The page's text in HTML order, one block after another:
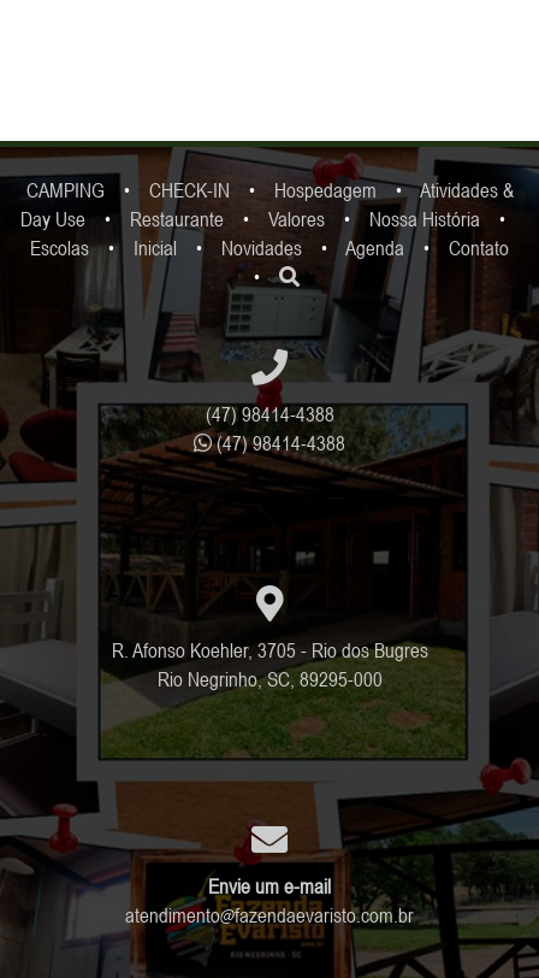
CAMPING • CHECK-IN • Hospedagem•Atividades &
Day Use• Restaurante• Valores• Nossa História •
Escolas• Inicial • Novidades • Agenda • Contato
•
(47) 98414-4388
(47) 98414-4388
R. Afonso Koehler, 3705 - Rio dos Bugres
Rio Negrinho, SC, 89295-000
Envie um e-mail
atendimento fazendaevaristo.com.br